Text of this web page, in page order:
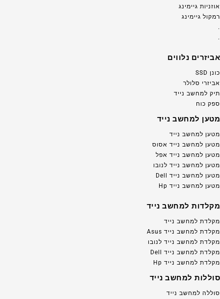
אוזניות גיימינג
רמקול גיימינג
.
.
אביזרים נלווים
כונן SSD
אביזרי סלולר
תיק למחשב נייד
ספק כוח
מטען למחשב נייד
מטען למחשב נייד
מטען למחשב נייד אסוס
מטען למחשב נייד אפל
מטען למחשב נייד לנובו
מטען למחשב נייד Dell
מטען למחשב נייד Hp
מקלדות למחשב נייד
מקלדת למחשב נייד
מקלדת למחשב נייד Asus
מקלדת למחשב נייד לנובו
מקלדת למחשב נייד Dell
מקלדת למחשב נייד Hp
סוללות למחשב נייד
סוללה למחשב נייד